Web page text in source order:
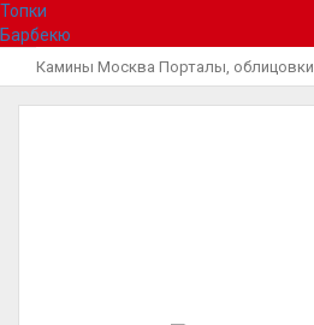
Топки
Барбекю
Камины Москва Порталы, облицовки